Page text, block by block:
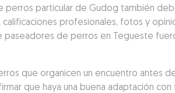
perros particular de Gudog también
profesionales, fotos y
paseadores de perros en Tegueste
que organicen un encuentro antes
que haya una buena adaptación con